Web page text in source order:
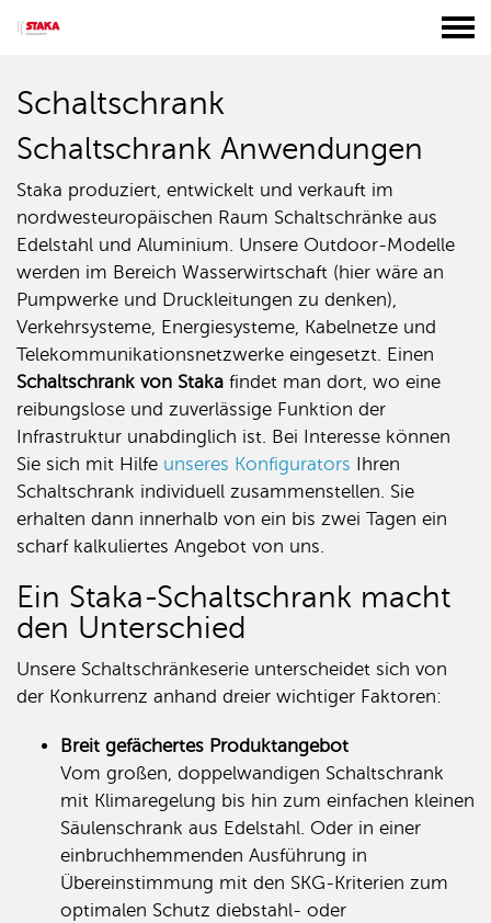
Schaltschrank
Schaltschrank Anwendungen
Staka produziert, entwickelt und verkauft im
nordwesteuropäischen Raum Schaltschränke aus
Edelstahl und Aluminium. Unsere Outdoor-Modelle
werden im Bereich Wasserwirtschaft (hier wäre an
Pumpwerke und Druckleitungen zu denken),
Verkehrsysteme, Energiesysteme, Kabelnetze und
Telekommunikationsnetzwerke eingesetzt. Einen
Schaltschrank von Staka findet man dort, wo eine
reibungslose und zuverlässige Funktion der
Infrastruktur unabdinglich ist. Bei Interesse können
Sie sich mit Hilfe unseres Konfigurators Ihren
Schaltschrank individuell zusammenstellen. Sie
erhalten dann innerhalb von ein bis zwei Tagen ein
scharf kalkuliertes Angebot von uns.
Ein Staka-Schaltschrank macht
den Unterschied
Unsere Schaltschränkeserie unterscheidet sich von
der Konkurrenz anhand dreier wichtiger Faktoren:
Breit gefächertes Produktangebot
Vom großen, doppelwandigen Schaltschrank
mit Klimaregelung bis hin zum einfachen kleinen
Säulenschrank aus Edelstahl. Oder in einer
einbruchhemmenden Ausführung in
Übereinstimmung mit den SKG-Kriterien zum
optimalen Schutz diebstahl- oder